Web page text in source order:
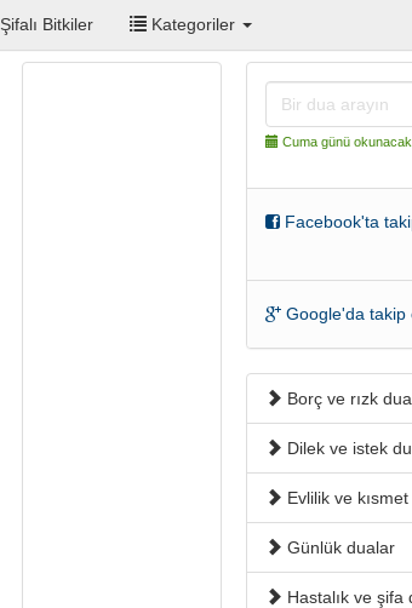
Şifalı Bitkiler Kategoriler
Cuma günü okunacak
Facebook'ta
Google'da takip
Borç ve rızk
Dilek ve istek
Evlilik ve kısmet
Günlük dualar
Hastalık ve şifa